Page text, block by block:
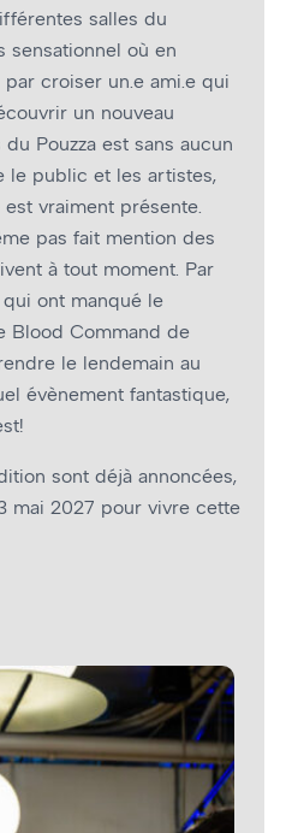
salles du
sensationnel où en
croiser un.e ami.e qui
un nouveau
Pouzza est sans aucun
le public et les artistes,
vraiment présente.
pas fait mention des
à tout moment. Par
ont manqué le
Blood Command de
le lendemain au
évènement fantastique,
sont déjà annoncées,
mai 2027 pour vivre cette